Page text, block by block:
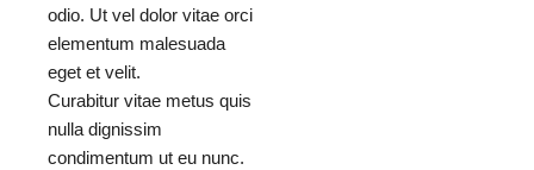
odio. Ut vel dolor vitae orci
elementum malesuada
eget et velit.
Curabitur vitae metus quis
nulla dignissim
condimentum ut eu nunc.